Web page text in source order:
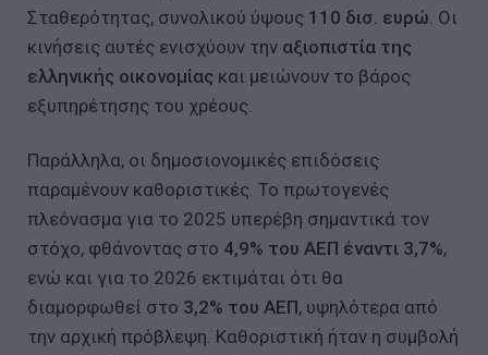
Σταθερότητας, συνολικού ύψους 110 δισ. ευρώ . Οι
κινήσεις αυτές ενισχύουν την αξιοπιστία της
ελληνικής οικονομίας και μειώνουν το βάρος
εξυπηρέτησης του χρέους.
Παράλληλα, οι δημοσιονομικές επιδόσεις
παραμένουν καθοριστικές. Το πρωτογενές
πλεόνασμα για το 2025 υπερέβη σημαντικά τον
στόχο, φθάνοντας στο 4,9% του ΑΕΠ έναντι 3,7%,
ενώ και για το 2026 εκτιμάται ότι θα
διαμορφωθεί στο 3,2% του ΑΕΠ, υψηλότερα από
την αρχική πρόβλεψη. Καθοριστική ήταν η συμβολή